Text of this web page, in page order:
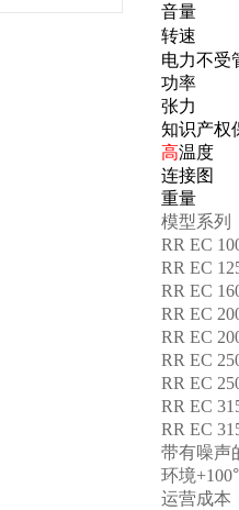
音量
转速
电力不受
功率
张力
知识产权
高温度
连接图
重量
模型系列
RR EC
RR EC
RR EC
RR EC
RR EC
RR EC
RR EC
RR EC
RR EC
带有噪声
环境+100°
运营成本